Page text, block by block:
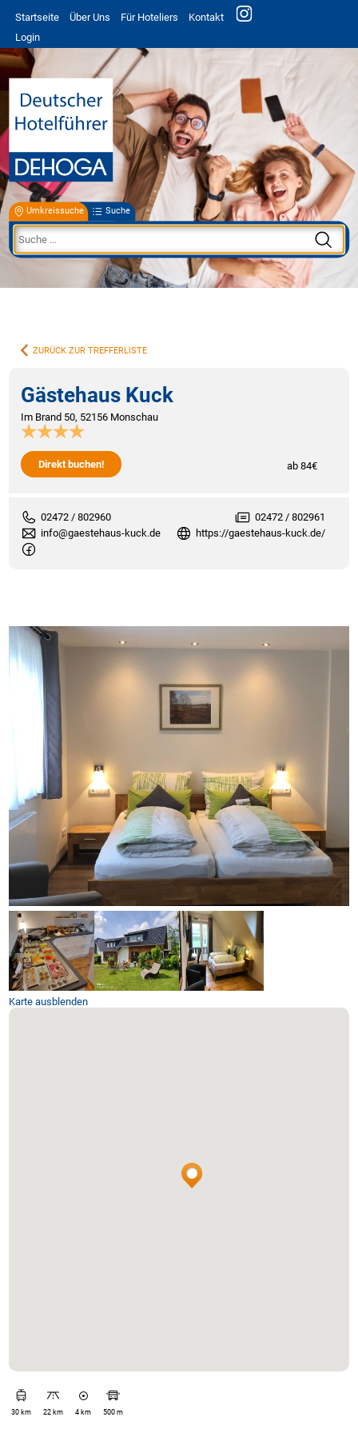
Startseite Über Uns Für Hoteliers
Kontakt
Login
Umkreissuche Suche
ZURÜCK ZUR TREFFERLISTE
Gästehaus Kuck
Im Brand 50, 52156 Monschau
Direkt buchen! ab 84€
02472 / 802960
02472 / 802961
info@gaestehaus-kuck.de
https://gaestehaus-kuck.de/
Karte ausblenden
30 km 22 km 4 km 500 m